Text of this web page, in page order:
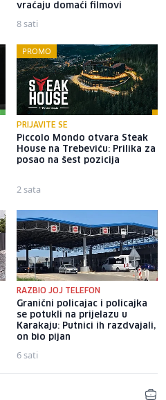
vraćaju domaći filmovi
8 sati
PROMO
PRIJAVITE SE
Piccolo Mondo otvara Steak
House na Trebeviću: Prilika za
posao na šest pozicija
2 sata
RAZBIO JOJ TELEFON
Granični policajac i policajka
se potukli na prijelazu u
Karakaju: Putnici ih razdvajali,
on bio pijan
6 sati